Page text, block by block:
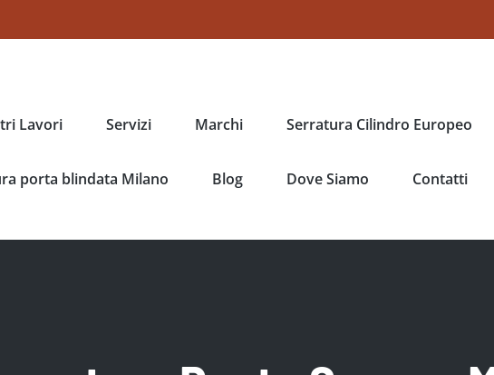
Lavori Servizi Marchi Serratura Cilindro Europeo
porta blindata Milano Blog Dove Siamo Contatti